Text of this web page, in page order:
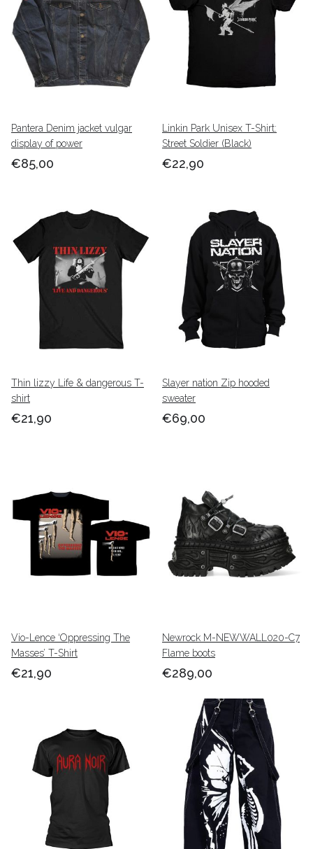
Pantera Denim jacket vulgar
display of power
€85,00
Linkin Park Unisex T-Shirt:
Street Soldier (Black)
€22,90
Thin lizzy Life & dangerous T-
shirt
€21,90
Slayer nation Zip hooded
sweater
€69,00
Vio-Lence ‘Oppressing The
Masses’ T-Shirt
€21,90
Newrock M-NEWWALL020-C7
Flame boots
€289,00